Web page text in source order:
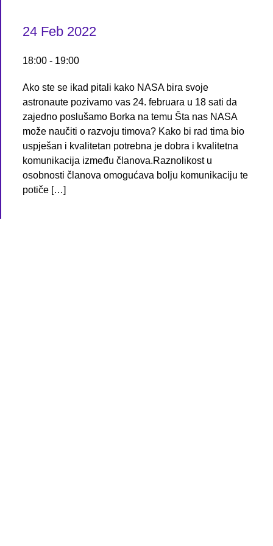
24 Feb 2022
18:00 - 19:00
Ako ste se ikad pitali kako NASA bira svoje
astronaute pozivamo vas 24. februara u 18 sati da
zajedno poslušamo Borka na temu Šta nas NASA
može naučiti o razvoju timova? Kako bi rad tima bio
uspješan i kvalitetan potrebna je dobra i kvalitetna
komunikacija između članova.Raznolikost u
osobnosti članova omogućava bolju komunikaciju te
potiče […]